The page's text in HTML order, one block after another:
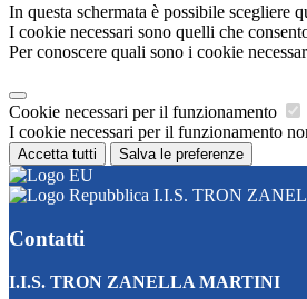
In questa schermata è possibile scegliere
I cookie necessari sono quelli che
Per conoscere quali sono i cookie
Cookie necessari per il funzionamento
I cookie necessari per il funzionamento
Accetta tutti Salva le preferenze
I.I.S. TRON
Contatti
I.I.S. TRON ZANELLA MARTINI